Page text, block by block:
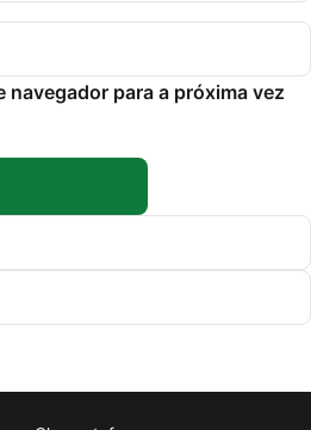
navegador para a próxima vez